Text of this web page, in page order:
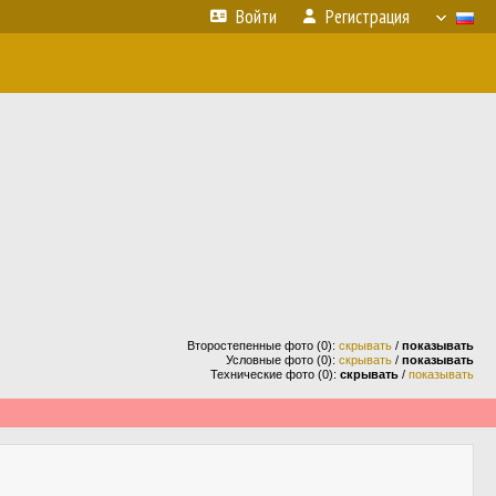
Войти Регистрация
Второстепенные фото (0): скрывать / показывать
Условные фото (0): скрывать / показывать
Технические фото (0): скрывать / показывать